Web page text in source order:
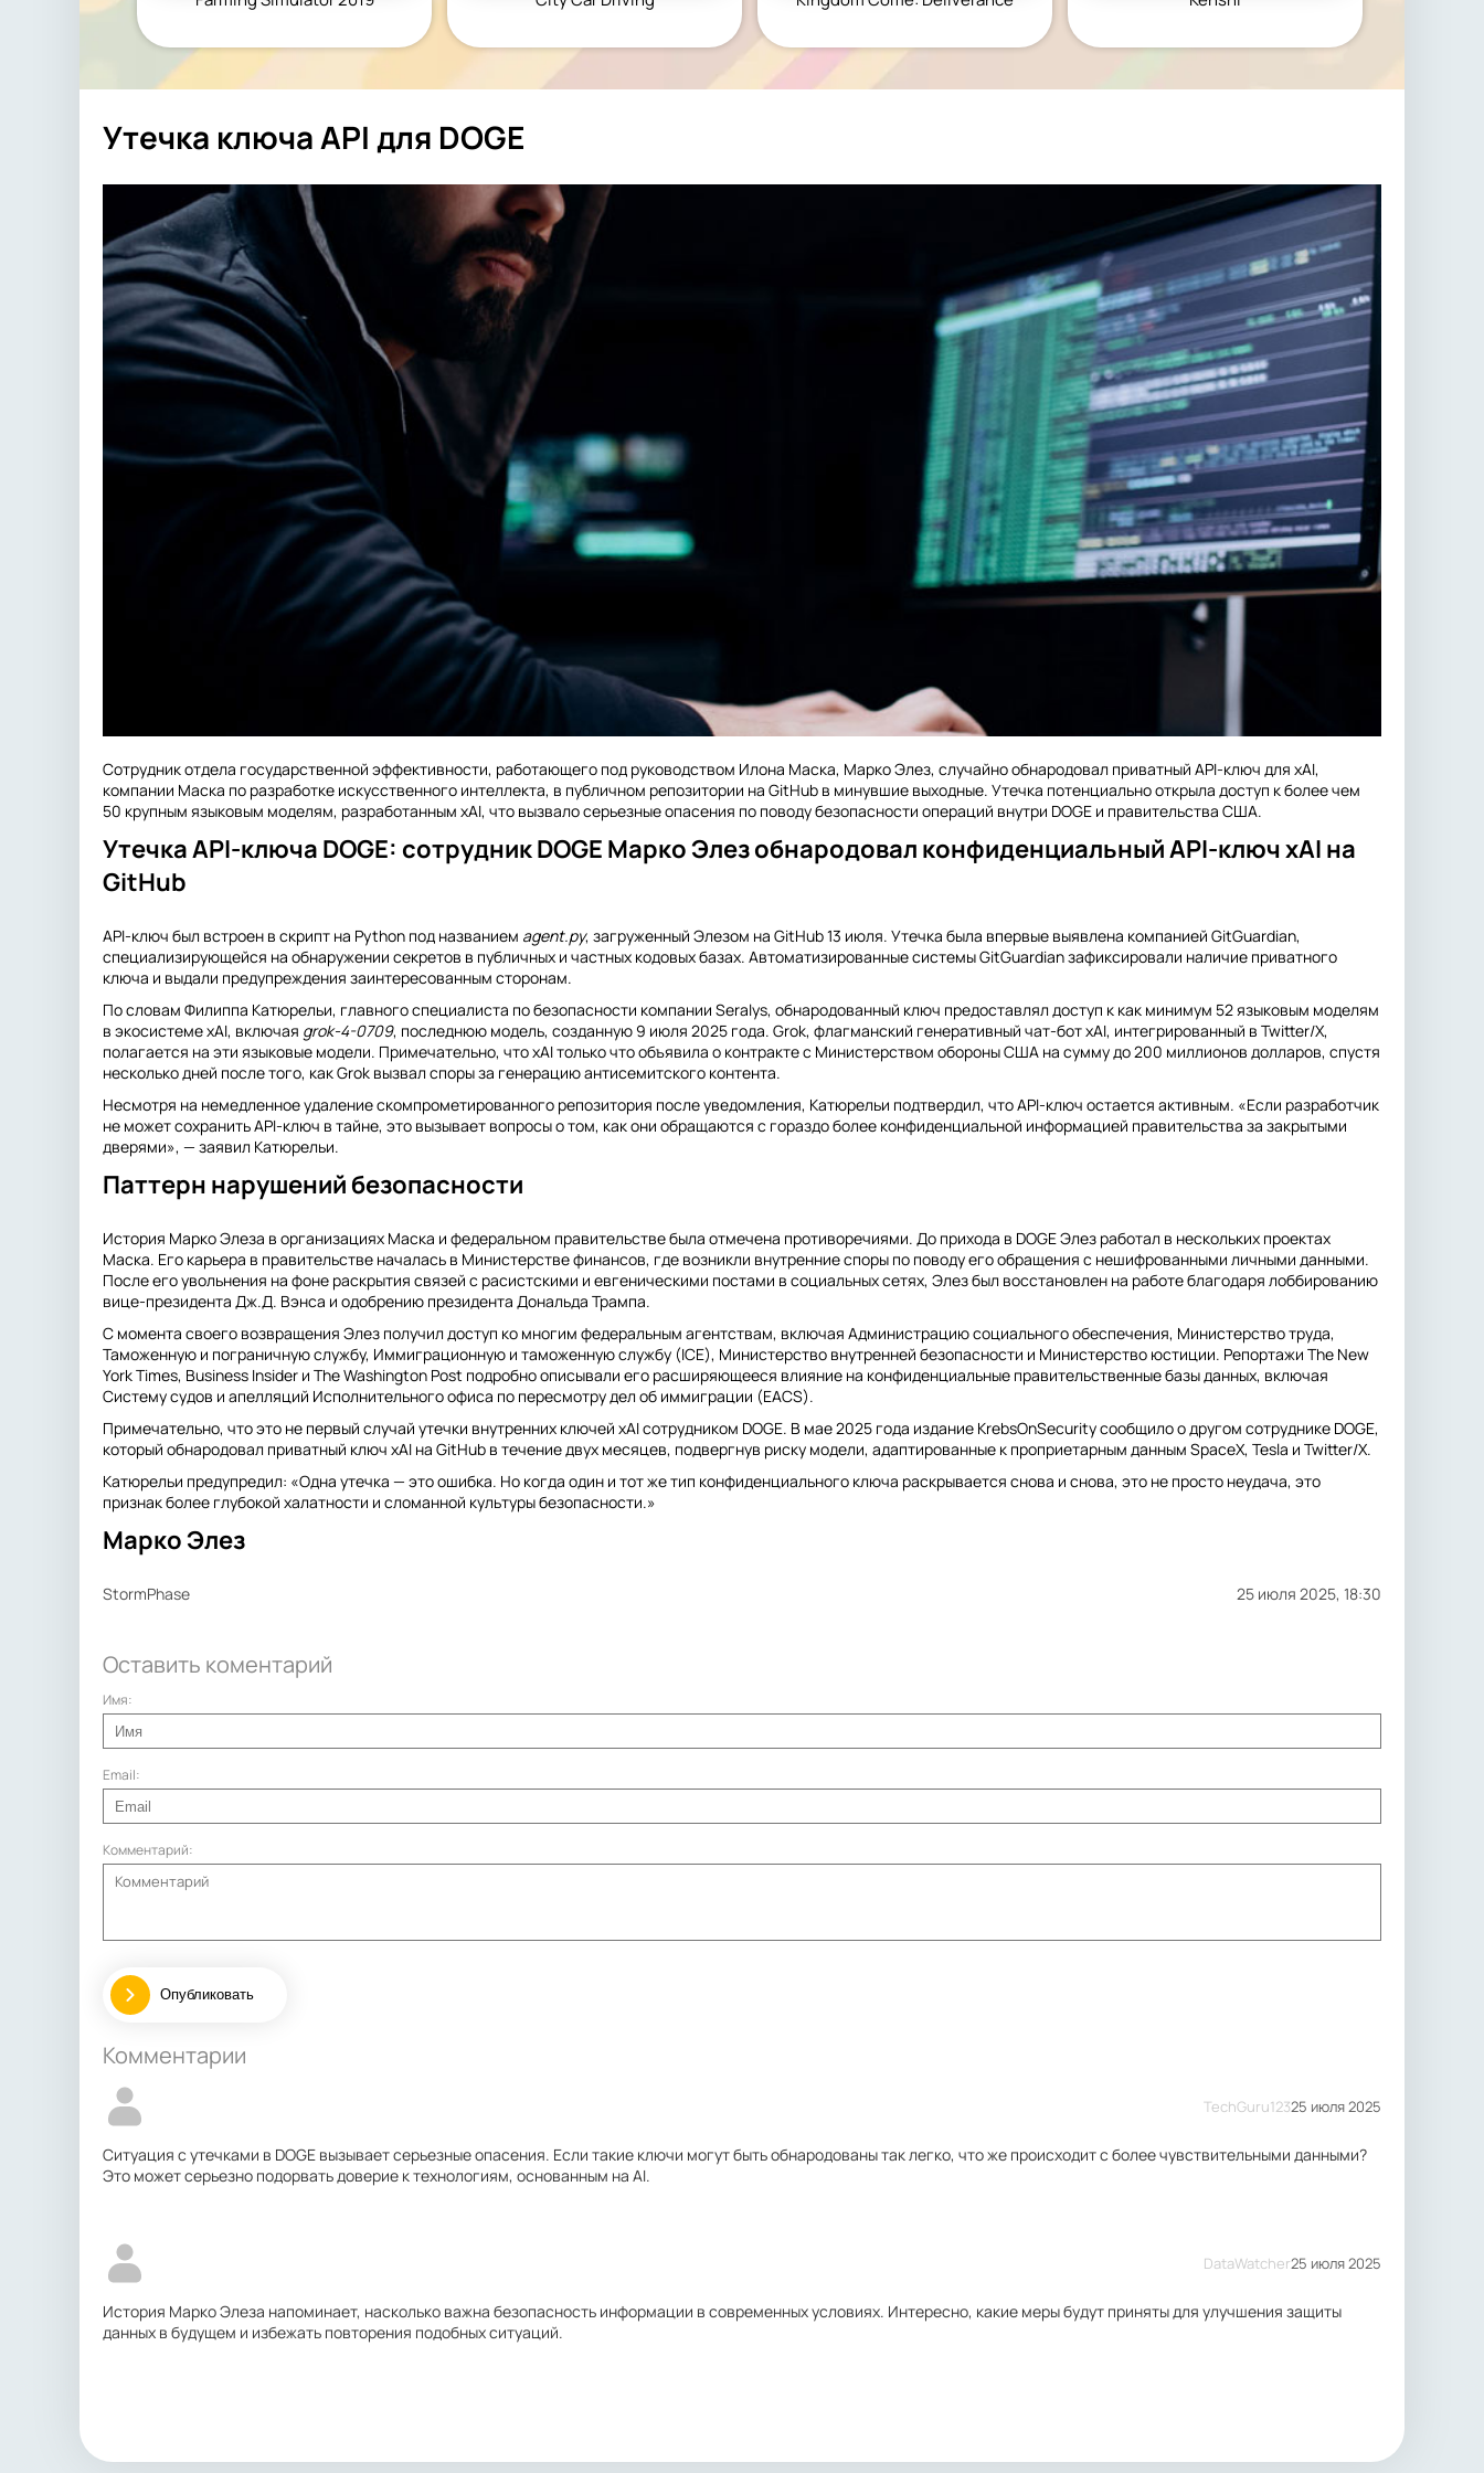
KINGDOM COME:
DELIVERANCE
Утечка ключа API для DOGE
Сотрудник отдела государственной эффективности, работающего под руководством Илона Маска, Марко Элез, случайно обнародовал приватный API-ключ для xAI,
компании Маска по разработке искусственного интеллекта, в публичном репозитории на GitHub в минувшие выходные. Утечка потенциально открыла доступ к более чем
50 крупным языковым моделям, разработанным xAI, что вызвало серьезные опасения по поводу безопасности операций внутри DOGE и правительства США.
Утечка API-ключа DOGE: сотрудник DOGE Марко Элез обнародовал конфиденциальный API-ключ xAI на
GitHub
API-ключ был встроен в скрипт на Python под названием agent.py, загруженный Элезом на GitHub 13 июля. Утечка была впервые выявлена компанией GitGuardian,
специализирующейся на обнаружении секретов в публичных и частных кодовых базах. Автоматизированные системы GitGuardian зафиксировали наличие приватного
ключа и выдали предупреждения заинтересованным сторонам.
По словам Филиппа Катюрельи, главного специалиста по безопасности компании Seralys, обнародованный ключ предоставлял доступ к как минимум 52 языковым моделям
в экосистеме xAI, включая grok-4-0709, последнюю модель, созданную 9 июля 2025 года. Grok, флагманский генеративный чат-бот xAI, интегрированный в Twitter/X,
полагается на эти языковые модели. Примечательно, что xAI только что объявила о контракте с Министерством обороны США на сумму до 200 миллионов долларов, спустя
несколько дней после того, как Grok вызвал споры за генерацию антисемитского контента.
Несмотря на немедленное удаление скомпрометированного репозитория после уведомления, Катюрельи подтвердил, что API-ключ остается активным. «Если разработчик
не может сохранить API-ключ в тайне, это вызывает вопросы о том, как они обращаются с гораздо более конфиденциальной информацией правительства за закрытыми
дверями», — заявил Катюрельи.
Паттерн нарушений безопасности
История Марко Элеза в организациях Маска и федеральном правительстве была отмечена противоречиями. До прихода в DOGE Элез работал в нескольких проектах
Маска. Его карьера в правительстве началась в Министерстве финансов, где возникли внутренние споры по поводу его обращения с нешифрованными личными данными.
После его увольнения на фоне раскрытия связей с расистскими и евгеническими постами в социальных сетях, Элез был восстановлен на работе благодаря лоббированию
вице-президента Дж.Д. Вэнса и одобрению президента Дональда Трампа.
С момента своего возвращения Элез получил доступ ко многим федеральным агентствам, включая Администрацию социального обеспечения, Министерство труда,
Таможенную и пограничную службу, Иммиграционную и таможенную службу (ICE), Министерство внутренней безопасности и Министерство юстиции. Репортажи The New
York Times, Business Insider и The Washington Post подробно описывали его расширяющееся влияние на конфиденциальные правительственные базы данных, включая
Систему судов и апелляций Исполнительного офиса по пересмотру дел об иммиграции (EACS).
Примечательно, что это не первый случай утечки внутренних ключей xAI сотрудником DOGE. В мае 2025 года издание KrebsOnSecurity сообщило о другом сотруднике DOGE,
который обнародовал приватный ключ xAI на GitHub в течение двух месяцев, подвергнув риску модели, адаптированные к проприетарным данным SpaceX, Tesla и Twitter/X.
Катюрельи предупредил: «Одна утечка — это ошибка. Но когда один и тот же тип конфиденциального ключа раскрывается снова и снова, это не просто неудача, это
признак более глубокой халатности и сломанной культуры безопасности.»
Марко Элез
StormPhase 25 июля 2025, 18:30
Оставить коментарий
Имя:
Email:
Комментарий:
Опубликовать
Комментарии
TechGuru12325 июля 2025
Ситуация с утечками в DOGE вызывает серьезные опасения. Если такие ключи могут быть обнародованы так легко, что же происходит с более чувствительными данными?
Это может серьезно подорвать доверие к технологиям, основанным на AI.
DataWatcher25 июля 2025
История Марко Элеза напоминает, насколько важна безопасность информации в современных условиях. Интересно, какие меры будут приняты для улучшения защиты
данных в будущем и избежать повторения подобных ситуаций.